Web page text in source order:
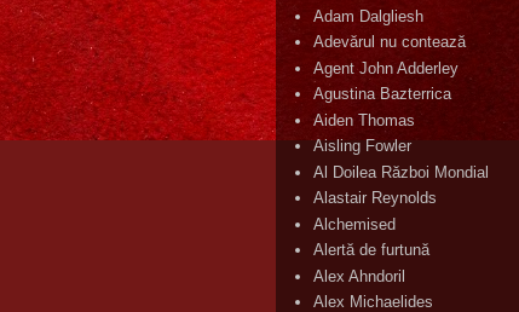
Adam Dalgliesh
Adevărul nu contează
Agent John Adderley
Agustina Bazterrica
Aiden Thomas
Aisling Fowler
Al Doilea Război Mondial
Alastair Reynolds
Alchemised
Alertă de furtună
Alex Ahndoril
Alex Michaelides